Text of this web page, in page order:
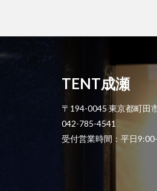
TENT成瀬
〒194-0045 東京都町田
042-785-4541
受付営業時間：平日